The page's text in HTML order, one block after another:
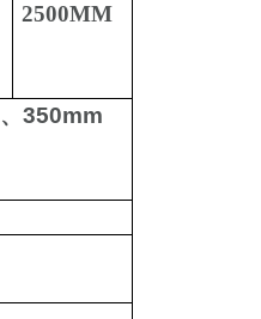
2500MM
、 350mm